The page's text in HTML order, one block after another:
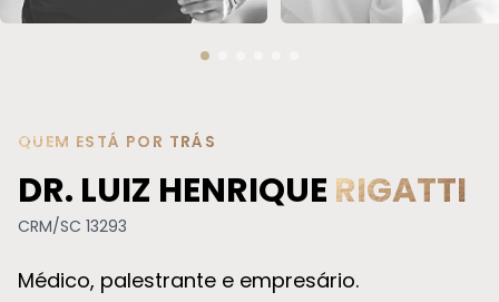
QUEM ESTÁ POR TRÁS
DR. LUIZ HENRIQUE RIGATTI
CRM/SC 13293
Médico, palestrante e empresário.